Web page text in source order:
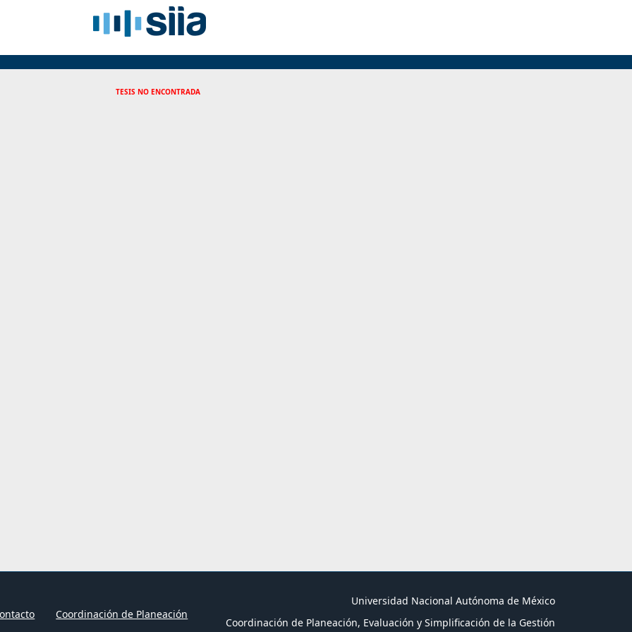
TESIS NO ENCONTRADA
Coordinación de Planeación
Universidad Nacional Autónoma de México
Coordinación de Planeación, Evaluación y Simplificación de la Gestión